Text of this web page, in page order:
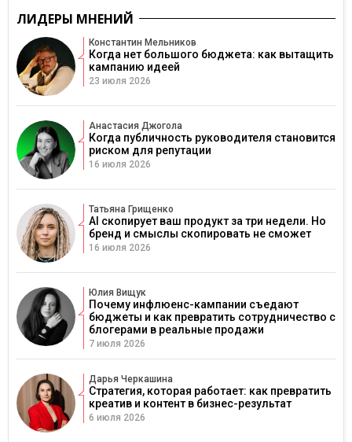
ЛИДЕРЫ МНЕНИЙ
Константин Мельников
Когда нет большого бюджета: как вытащить
кампанию идеей
23 июля 2026
Анастасия Джогола
Когда публичность руководителя становится
риском для репутации
16 июля 2026
Татьяна Грищенко
AI скопирует ваш продукт за три недели. Но
бренд и смыслы скопировать не сможет
16 июля 2026
Юлия Вищук
Почему инфлюенс-кампании съедают
бюджеты и как превратить сотрудничество с
блогерами в реальные продажи
7 июля 2026
Дарья Черкашина
Стратегия, которая работает: как превратить
креатив и контент в бизнес-результат
6 июля 2026